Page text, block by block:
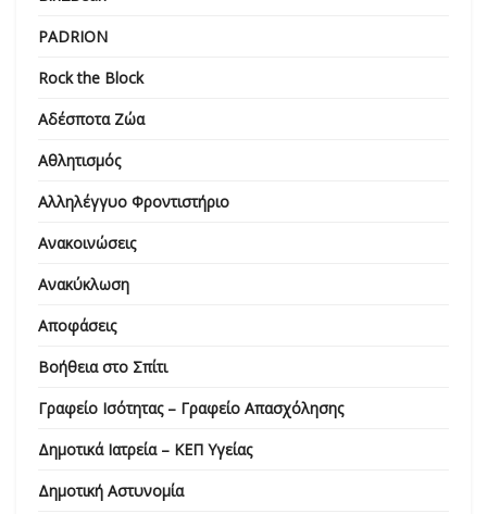
PADRION
Rock the Block
Αδέσποτα Ζώα
Αθλητισμός
Αλληλέγγυο Φροντιστήριο
Ανακοινώσεις
Ανακύκλωση
Αποφάσεις
Βοήθεια στο Σπίτι
Γραφείο Ισότητας – Γραφείο Απασχόλησης
Δημοτικά Ιατρεία – ΚΕΠ Υγείας
Δημοτική Αστυνομία